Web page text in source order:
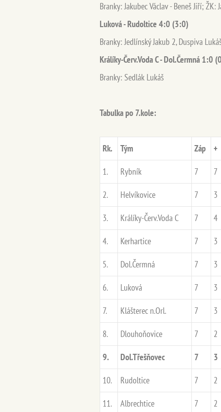
Branky: Jakubec Václav - Beneš Jiří;
Luková - Rudoltice 4:0 (3:0)
Branky: Jedlínský Jakub 2, Duspiva
Králíky-Červ.Voda C - Dol.Čermná
Branky: Sedlák Lukáš
Tabulka po 7.kole:
Rk. Tým Záp +
1. Rybník 7 7
2. Helvíkovice 7 3
3. Králíky-Červ.Voda C 7 4
4. Kerhartice 7 3
5. Dol.Čermná 7 3
6. Luková 7 3
7. Klášterec n.Orl. 7 3
8. Dlouhoňovice 7 2
9. Dol.Třešňovec 7 3
10. Rudoltice 7 2
11. Albrechtice 7 2